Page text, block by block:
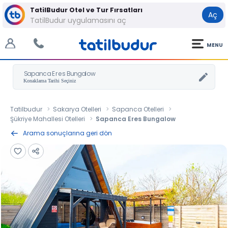
TatilBudur Otel ve Tur Fırsatları
TatilBudur uygulamasını aç
Aç
MENU
Sapanca Eres Bungalow
Tatilbudur Sakarya Otelleri
Sapanca Otelleri
Şükriye Mahallesi Otelleri
Sapanca Eres Bungalow
Arama sonuçlarına geri dön